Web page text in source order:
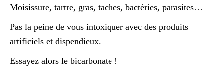
Moisissure, tartre, gras, taches, bactéries, parasites…
Pas la peine de vous intoxiquer avec des produits
artificiels et dispendieux.
Essayez alors le bicarbonate !